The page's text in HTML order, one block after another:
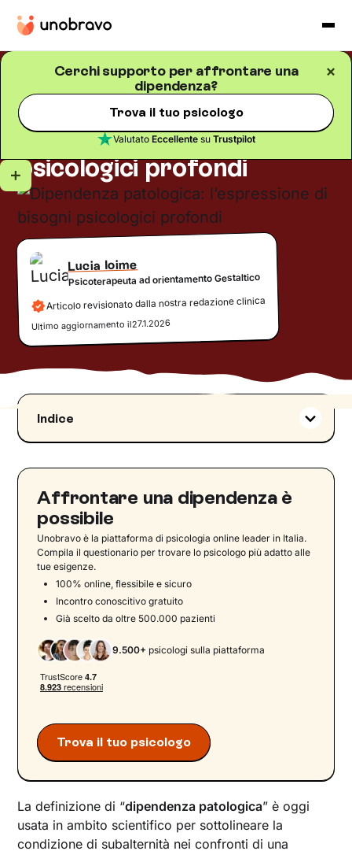
Cerchi supporto per affrontare una
dipendenza?
Trova il tuo psicologo
Valutato Eccellentesu Trustpilot
5 minuti di lettura
Dipendenza patologica:
l’espressione di bisogni
psicologici profondi
Lucia Ioime
Psicoterapeuta ad orientamento Gestaltico
Articolo revisionato dalla nostra redazione clinica
Ultimo aggiornamento il27.1.2026
Indice
Cosa sono le dipendenze patologiche?
Definizioni cliniche e criteri diagnostici della
Il craving
Il meccanismo della dipendenza
Distinzione tra sintomi cognitivi,
comportamentali e fisiologici
Le new addiction : come riconoscerle ‍
Il ruolo del circuito della ricompensa
Le cause della dipendenza patologica
Uscire dalla dipendenza: un percorso possibile
L'aiuto della terapia
patologica
Consigli pratici per la gestione quotidiana
della dipendenza patologica
Affrontare una dipendenza è
possibile
Unobravo è la piattaforma di psicologia online leader in Italia.
Compila il questionario per trovare lo psicologo più adatto alle
tue esigenze.
Trova il tuo psicologo
100% online, flessibile e sicuro
Incontro conoscitivo gratuito
Già scelto da oltre 500.000 pazienti
9.500+ psicologi sulla piattaforma
La definizione di “dipendenza patologica” è oggi
usata in ambito scientifico per sottolineare la
condizione di subalternità nei confronti di una